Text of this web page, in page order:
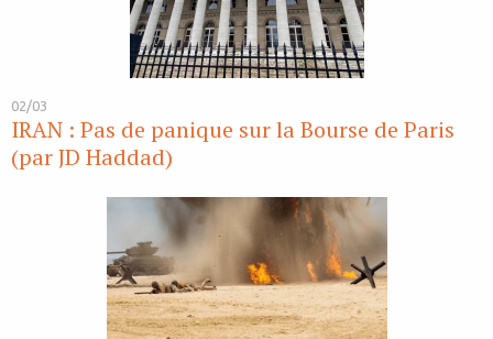
02/03
IRAN : Pas de panique sur la Bourse de Paris
(par JD Haddad)